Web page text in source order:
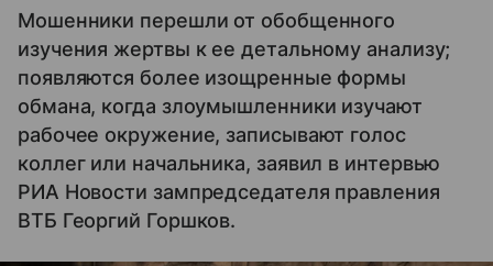
Мошенники перешли от обобщенного
изучения жертвы к ее детальному анализу;
появляются более изощренные формы
обмана, когда злоумышленники изучают
рабочее окружение, записывают голос
коллег или начальника, заявил в интервью
РИА Новости зампредседателя правления
ВТБ Георгий Горшков.